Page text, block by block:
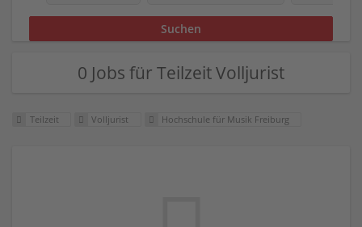
0 Jobs für Teilzeit Volljurist
Teilzeit Volljurist Hochschule für Musik Freiburg